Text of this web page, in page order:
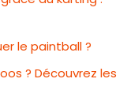
le paintball ?
? Découvrez les